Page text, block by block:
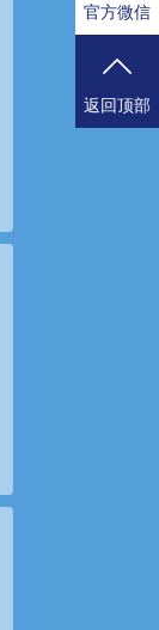
官方微信
返回顶部